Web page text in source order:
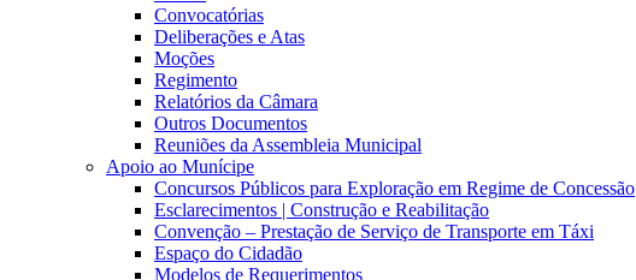
Convocatórias
Deliberações e Atas
Moções
Regimento
Relatórios da Câmara
Outros Documentos
Reuniões da Assembleia Municipal
Apoio ao Munícipe
Concursos Públicos para Exploração em Regime de Concessão
Esclarecimentos | Construção e Reabilitação
Convenção – Prestação de Serviço de Transporte em Táxi
Espaço do Cidadão
Modelos de Requerimentos